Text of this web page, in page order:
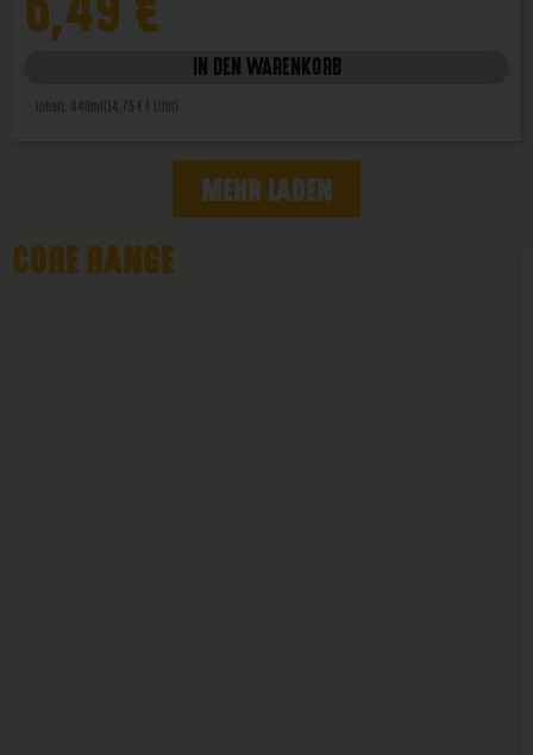
IN DEN WARENKORB
MEHR LADEN
CORE RANGE